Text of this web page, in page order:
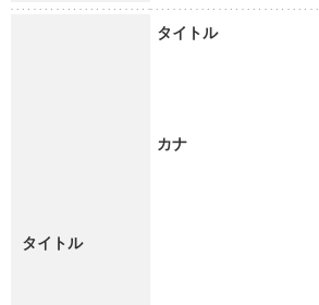
タイトル
タイトル
カナ